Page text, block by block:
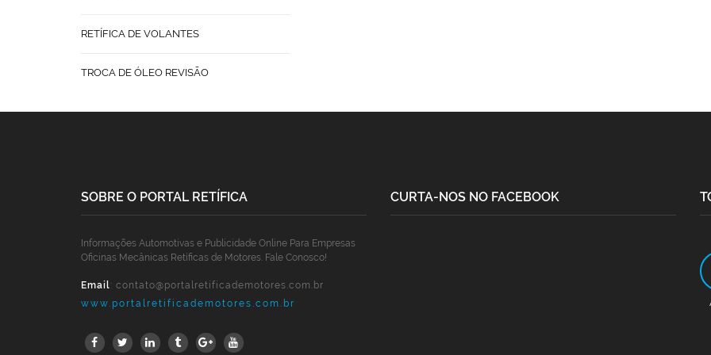
RETÍFICA DE VOLANTES
TROCA DE ÓLEO REVISÃO
SOBRE O PORTAL RETÍFICA
Informações Automotivas e Publicidade Online Para Empresas
Oficinas Mecânicas Retíficas de Motores. Fale Conosco!
Email: contato@portalretificademotores.com.br
www.portalretificademotores.com.br
CURTA-NOS NO FACEBOOK